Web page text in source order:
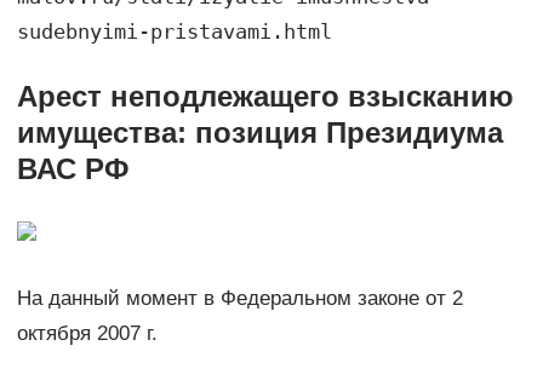
sudebnyimi-pristavami.html
Арест неподлежащего взысканию
имущества: позиция Президиума
ВАС РФ
На данный момент в Федеральном законе от 2
октября 2007 г.